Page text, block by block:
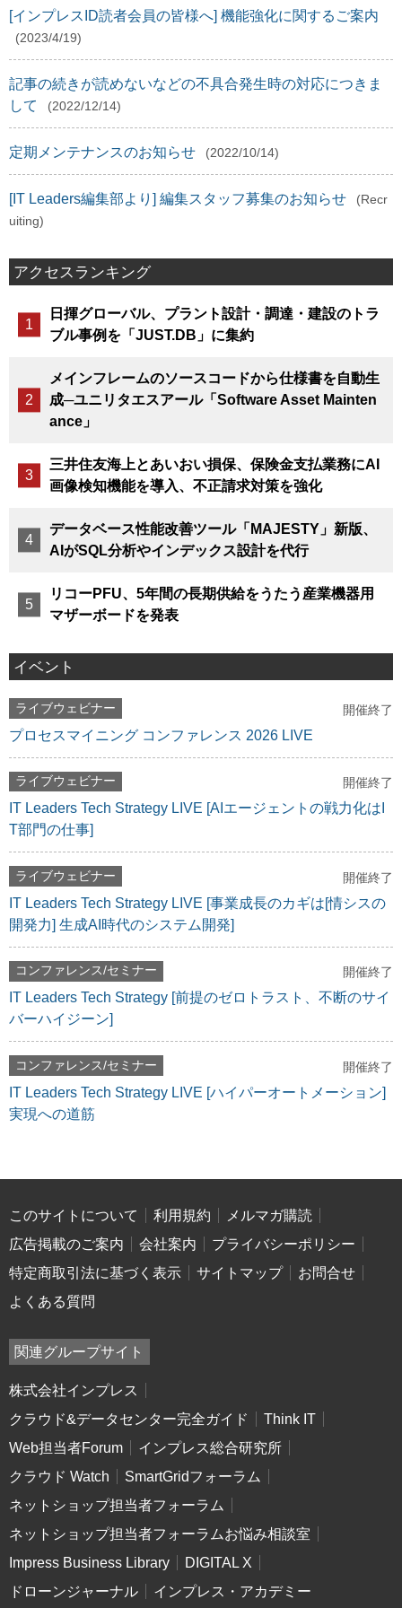
[インプレスID読者会員の皆様へ] 機能強化に関するご案内
(2023/4/19)
記事の続きが読めないなどの不具合発生時の対応につきま
して
(2022/12/14)
定期メンテナンスのお知らせ (2022/10/14)
[IT Leaders編集部より] 編集スタッフ募集のお知らせ
(Recr
uiting)
アクセスランキング
日揮グローバル、プラント設計・調達・建設のトラ
ブル事例を「JUST.DB」に集約
メインフレームのソースコードから仕様書を自動生
成─ユニリタエスアール「Software Asset Mainten
ance」
三井住友海上とあいおい損保、保険金支払業務にAI
画像検知機能を導入、不正請求対策を強化
データベース性能改善ツール「MAJESTY」新版、
AIがSQL分析やインデックス設計を代行
リコーPFU、5年間の長期供給をうたう産業機器用
マザーボードを発表
イベント
ライブウェビナー 開催終了
プロセスマイニング コンファレンス 2026 LIVE
ライブウェビナー 開催終了
IT Leaders Tech Strategy LIVE [AIエージェントの戦力化はI
T部門の仕事]
ライブウェビナー 開催終了
IT Leaders Tech Strategy LIVE [事業成長のカギは[情シスの
開発力] 生成AI時代のシステム開発]
コンファレンス/セミナー 開催終了
IT Leaders Tech Strategy [前提のゼロトラスト、不断のサイ
バーハイジーン]
コンファレンス/セミナー 開催終了
IT Leaders Tech Strategy LIVE [ハイパーオートメーション]
実現への道筋
このサイトについて 利用規約
メルマガ購読
広告掲載のご案内
会社案内
プライバシーポリシー
特定商取引法に基づく表示
サイトマップ
お問合せ
よくある質問
関連グループサイト
株式会社インプレス
クラウド&データセンター完全ガイド
Think IT
Web担当者Forum
インプレス総合研究所
クラウド Watch
SmartGridフォーラム
ネットショップ担当者フォーラム
ネットショップ担当者フォーラムお悩み相談室
Impress Business Library
DIGITAL X
ドローンジャーナル
インプレス・アカデミー